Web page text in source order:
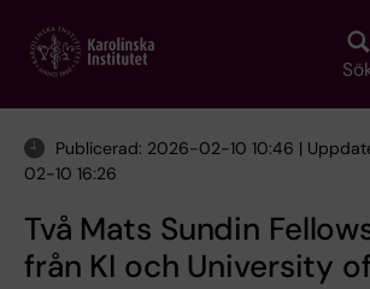
main
Publicerad: 2026-02-10 10:46 |
02-10 16:26
Två Mats Sundin
från KI och University